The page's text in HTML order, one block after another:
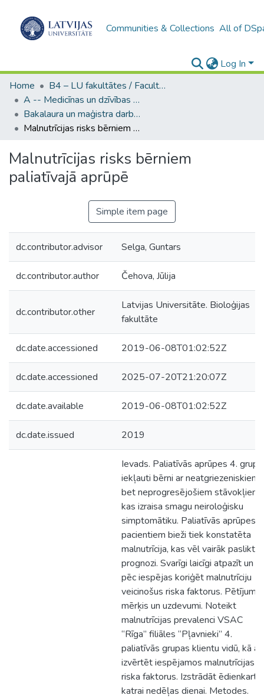
Communities & Collections All of
Log In
Home
B4 – LU fakultātes / Faculties of the UL
A -- Medicīnas un dzīvības zinātņu fakultāte / Faculty of Medicine and Life Sciences
Bakalaura un maģistra darbi (MDZF) / Bachelor's and Master's theses
Malnutrīcijas risks bērniem paliatīvajā aprūpē
Malnutrīcijas risks bērniem
paliatīvajā aprūpē
Simple item page
dc.contributor.advisor Selga, Guntars
dc.contributor.author Čehova, Jūlija
dc.contributor.other
Latvijas Universitāte. Bioloģijas
fakultāte
dc.date.accessioned 2019-06-08T01:02:52Z
dc.date.accessioned 2025-07-20T21:20:07Z
dc.date.available 2019-06-08T01:02:52Z
dc.date.issued 2019
Ievads. Paliatīvās aprūpes 4. grupā
iekļauti bērni ar neatgriezeniskiem,
bet neprogresējošiem stāvokļiem,
kas izraisa smagu neiroloģisku
simptomātiku. Paliatīvās aprūpes
pacientiem bieži tiek konstatēta
malnutrīcija, kas vēl vairāk
prognozi. Svarīgi laicīgi atpazīt un
pēc iespējas koriģēt malnutrīciju
veicinošus riska faktorus. Pētījuma
mērķis un uzdevumi. Noteikt
malnutrīcijas prevalenci VSAC
“Rīga” filiāles “Pļavnieki” 4.
paliatīvās grupas klientu vidū, kā arī
izvērtēt iespējamos malnutrīcijas
riska faktorus. Izstrādāt
katrai nedēļas dienai. Metodes.